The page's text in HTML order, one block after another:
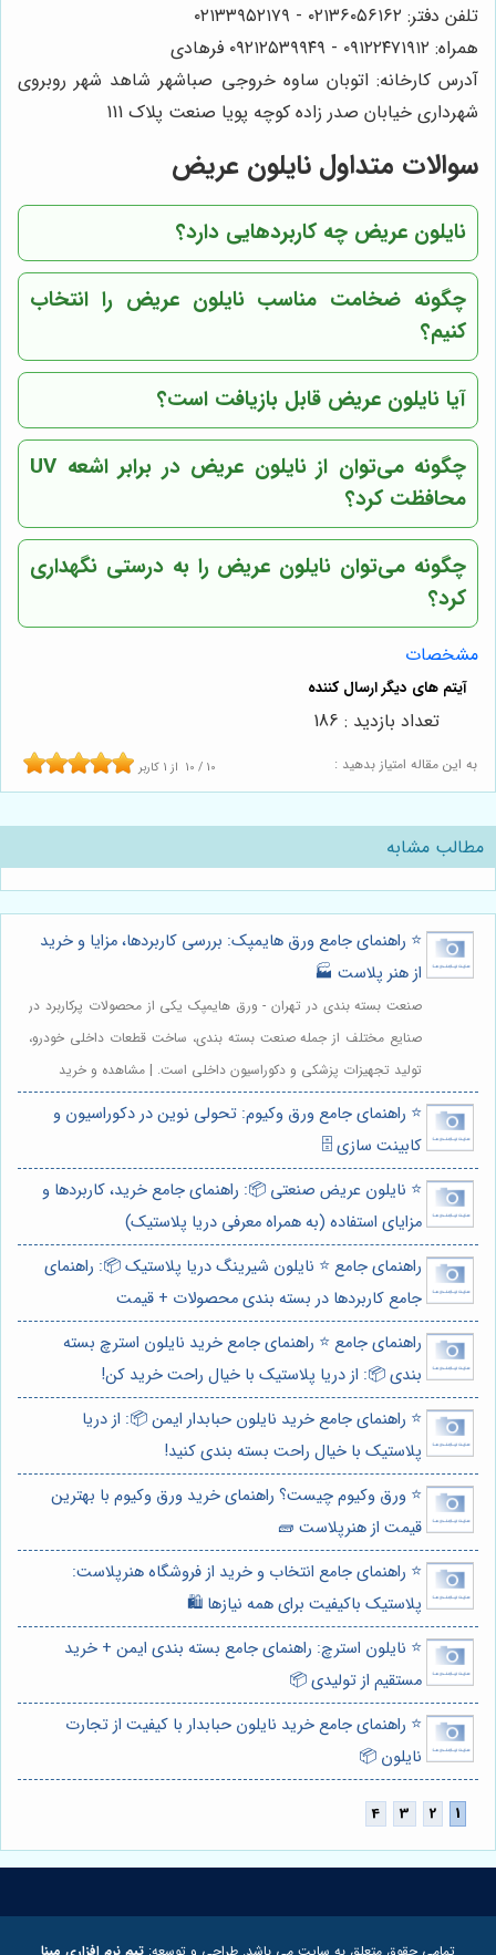
تلفن دفتر: ۰۲۱۳۶۰۵۶۱۶۲ - ۰۲۱۳۳۹۵۲۱۷۹
همراه: ۰۹۱۲۲۴۷۱۹۱۲ - ۰۹۲۱۲۵۳۹۹۴۹ فرهادی
آدرس کارخانه: اتوبان ساوه خروجی صباشهر شاهد شهر روبروی
شهرداری خیابان صدر زاده کوچه پویا صنعت پلاک 111
سوالات متداول نایلون عریض
نایلون عریض چه کاربردهایی دارد؟
چگونه ضخامت مناسب نایلون عریض را انتخاب
کنیم؟
آیا نایلون عریض قابل بازیافت است؟
چگونه می‌توان از نایلون عریض در برابر اشعه UV
محافظت کرد؟
چگونه می‌توان نایلون عریض را به درستی نگهداری
کرد؟
مشخصات
به این مقاله امتیاز بدهید : 10 / 10 از 1 کاربر
تعداد بازدید : 186
مطالب مشابه
⭐️ راهنمای جامع ورق هایمپک: بررسی کاربردها، مزایا و خرید
از هنر پلاست 🏭
صنعت بسته بندی در تهران - ورق هایمپک یکی از محصولات پرکاربرد در
صنایع مختلف از جمله صنعت بسته بندی، ساخت قطعات داخلی خودرو،
تولید تجهیزات پزشکی و دکوراسیون داخلی است. | مشاهده و خرید
⭐️ راهنمای جامع ورق وکیوم: تحولی نوین در دکوراسیون و
کابینت سازی 🗄️
⭐️ نایلون عریض صنعتی 📦: راهنمای جامع خرید، کاربردها و
مزایای استفاده (به همراه معرفی دریا پلاستیک)
راهنمای جامع ⭐️ نایلون شیرینگ دریا پلاستیک 📦: راهنمای
جامع کاربردها در بسته بندی محصولات + قیمت
راهنمای جامع ⭐️ راهنمای جامع خرید نایلون استرچ بسته
بندی 📦: از دریا پلاستیک با خیال راحت خرید کن!
⭐️ راهنمای جامع خرید نایلون حبابدار ایمن 📦: از دریا
پلاستیک با خیال راحت بسته بندی کنید!
⭐️ ورق وکیوم چیست؟ راهنمای خرید ورق وکیوم با بهترین
قیمت از هنرپلاست 🧱
⭐️ راهنمای جامع انتخاب و خرید از فروشگاه هنرپلاست:
پلاستیک باکیفیت برای همه نیازها 🛍️
⭐️ نایلون استرچ: راهنمای جامع بسته بندی ایمن + خرید
مستقیم از تولیدی 📦
⭐️ راهنمای جامع خرید نایلون حبابدار با کیفیت از تجارت
نایلون 📦